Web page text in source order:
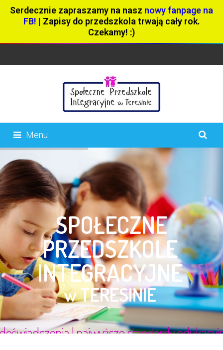
Serdecznie zapraszamy na nasz nowy fanpage na
FB! | Zapisy do przedszkola trwają cały rok.
Czekamy! :)
Menu